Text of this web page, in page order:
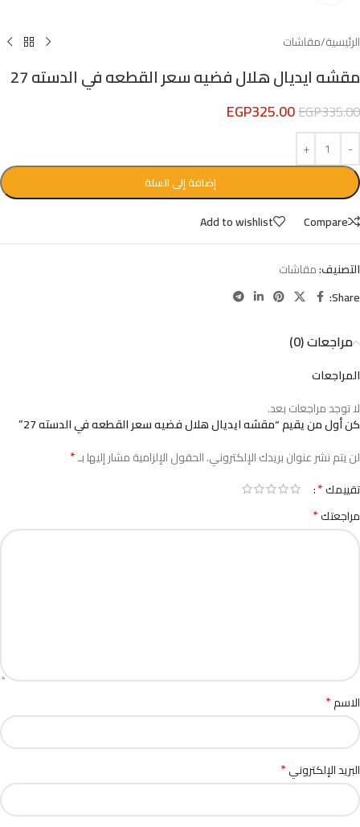
الرئيسية/مقاشات
مقشه ايديال هلال فضيه سعر القطعه في الدسته 27
EGP335.00
EGP325.00
إضافة إلى السلة
Compare
Add to wishlist
التصنيف:مقاشات
Share:
مراجعات (0)
المراجعات
لا توجد مراجعات بعد.
كن أول من يقيم “مقشه ايديال هلال فضيه سعر القطعه في الدسته 27”
لن يتم نشر عنوان بريدك الإلكتروني.الحقول الإلزامية مشار إليها بـ*
تقييمك*
مراجعتك*
الاسم*
البريد الإلكتروني*